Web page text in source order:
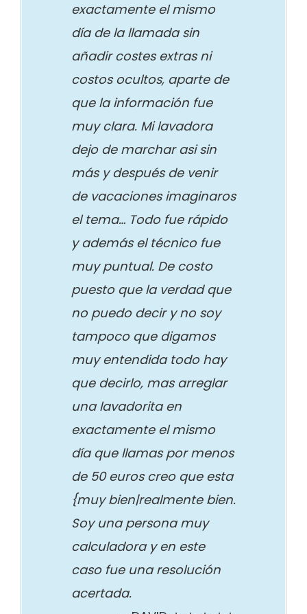
exactamente el mismo
día de la llamada sin
añadir costes extras ni
costos ocultos, aparte de
que la información fue
muy clara. Mi lavadora
dejo de marchar asi sin
más y después de venir
de vacaciones imaginaros
el tema… Todo fue rápido
y además el técnico fue
muy puntual. De costo
puesto que la verdad que
no puedo decir y no soy
tampoco que digamos
muy entendida todo hay
que decirlo, mas arreglar
una lavadorita en
exactamente el mismo
día que llamas por menos
de 50 euros creo que esta
{muy bien|realmente bien.
Soy una persona muy
calculadora y en este
caso fue una resolución
acertada.